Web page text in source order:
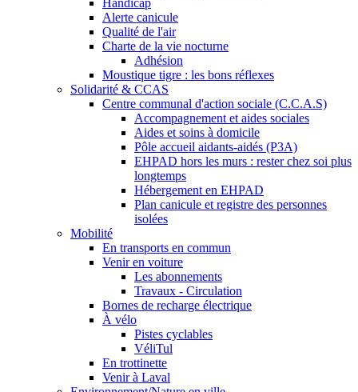
Handicap
Alerte canicule
Qualité de l'air
Charte de la vie nocturne
Adhésion
Moustique tigre : les bons réflexes
Solidarité & CCAS
Centre communal d'action sociale (C.C.A.S)
Accompagnement et aides sociales
Aides et soins à domicile
Pôle accueil aidants-aidés (P3A)
EHPAD hors les murs : rester chez soi plus
longtemps
Hébergement en EHPAD
Plan canicule et registre des personnes
isolées
Mobilité
En transports en commun
Venir en voiture
Les abonnements
Travaux - Circulation
Bornes de recharge électrique
À vélo
Pistes cyclables
VéliTul
En trottinette
Venir à Laval